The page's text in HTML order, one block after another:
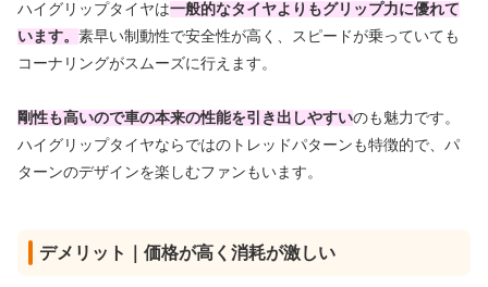
ハイグリップタイヤは一般的なタイヤよりもグリップ力に優れて
います。 素早い制動性で安全性が高く、スピードが乗っていても
コーナリングがスムーズに行えます。
剛性も高いので車の本来の性能を引き出しやすいのも魅力です。
ハイグリップタイヤならではのトレッドパターンも特徴的で、パ
ターンのデザインを楽しむファンもいます。
デメリット｜価格が高く消耗が激しい